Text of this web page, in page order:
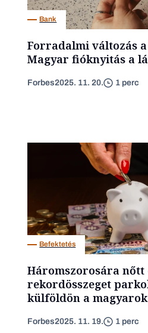
Bank
Forradalmi változás
Magyar fióknyitás a
Forbes2025. 11. 20. 1 perc
Befektetés
Háromszorosára nőtt
rekordösszeget
külföldön a magyarok
Forbes2025. 11. 19. 1 perc